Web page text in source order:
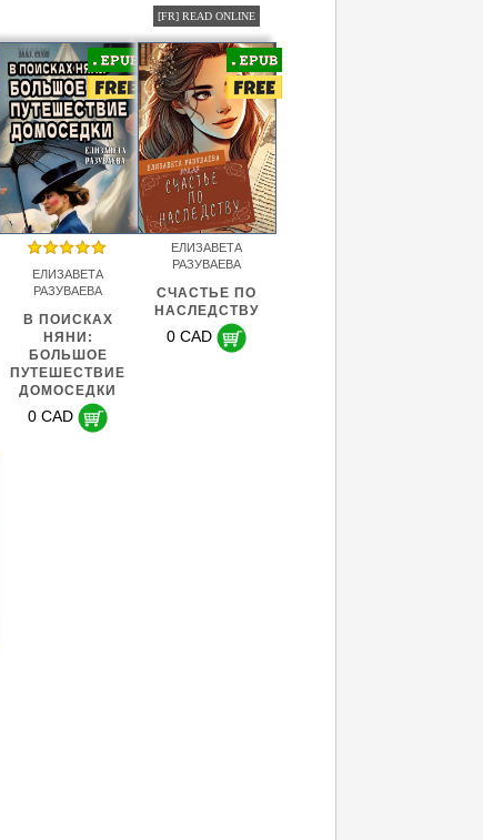
[FR] READ ONLINE
ЕЛИЗАВЕТА
РАЗУВАЕВА
В ПОИСКАХ
НЯНИ:
БОЛЬШОЕ
ПУТЕШЕСТВИЕ
ДОМОСЕДКИ
0 CAD
ЕЛИЗАВЕТА
РАЗУВАЕВА
СЧАСТЬЕ ПО
НАСЛЕДСТВУ
0 CAD